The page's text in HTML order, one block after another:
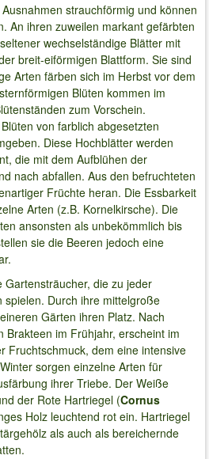
strauchförmig und können
An ihren zuweilen markant gefärbten
wechselständige Blätter mit
breit-eiförmigen Blattform. Sie sind
Arten färben sich im Herbst vor dem
Blüten kommen im
zum Vorschein.
von farblich abgesetzten
Diese Hochblätter werden
die mit dem Aufblühen der
nach abfallen. Aus den befruchteten
Früchte heran. Die Essbarkeit
Arten (z.B. Kornelkirsche). Die
ansonsten als unbekömmlich bis
sie die Beeren jedoch eine
Gartensträucher, die zu jeder
spielen. Durch ihre mittelgroße
Gärten ihren Platz. Nach
Brakteen im Frühjahr, erscheint im
Fruchtschmuck, dem eine intensive
sorgen einzelne Arten für
ihrer Triebe. Der Weiße
der Rote Hartriegel (Cornus
Holz leuchtend rot ein. Hartriegel
als auch als bereichernde